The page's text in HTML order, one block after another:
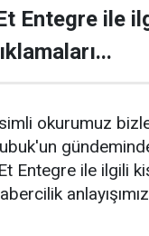
Entegre ile
okurumuz
Entegre ile ilgili